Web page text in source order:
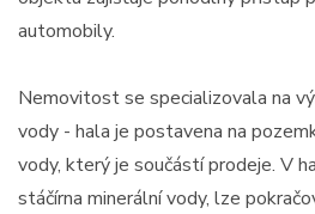
automobily.
Nemovitost se specializovala na
vody - hala je postavena na
vody, který je součástí prodeje. V
stáčírna minerální vody, lze